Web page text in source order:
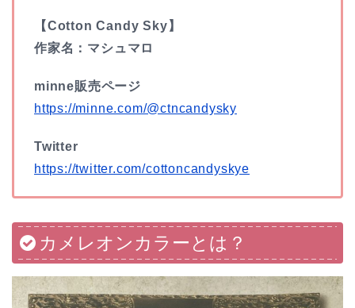
【Cotton Candy Sky】
作家名：マシュマロ
minne販売ページ
https://minne.com/@ctncandysky
Twitter
https://twitter.com/cottoncandyskye
カメレオンカラーとは？